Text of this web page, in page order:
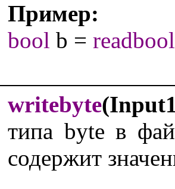
Пример:
bool b = readbool
writebyte
типа byte в
содержит